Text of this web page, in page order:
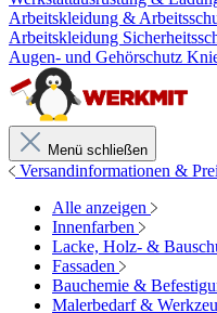
Arbeitskleidung &
Arbeitskleidung
Augen- und Gehörschutz
Menü schließen
Versandinformationen &
Alle anzeigen
Innenfarben
Lacke, Holz- &
Fassaden
Bauchemie &
Malerbedarf &